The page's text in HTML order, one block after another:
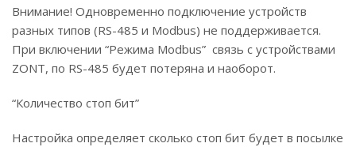
Внимание! Одновременно подключение устройств
разных типов (RS-485 и Modbus) не поддерживается.
При включении “Режима Modbus” связь с устройствами
ZONT, по RS-485 будет потеряна и наоборот.
“Количество стоп бит”
Настройка определяет сколько стоп бит будет в посылке